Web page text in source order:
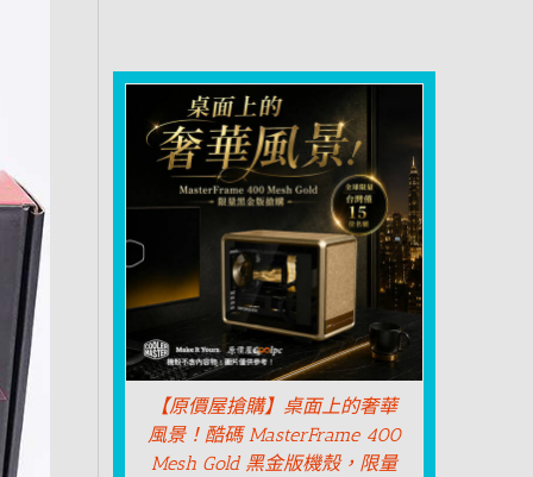
【原價屋搶購】桌面上的奢華
風景！酷碼 MasterFrame 400
Mesh Gold 黑金版機殼，限量